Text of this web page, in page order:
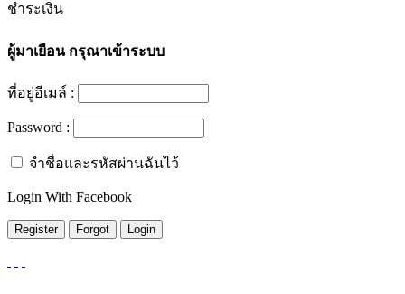
ชำระเงิน
ผู้มาเยือนกรุณาเข้าระบบ
ที่อยู่อีเมล์ :
Password :
จำชื่อและรหัสผ่านฉันไว้
Login With Facebook